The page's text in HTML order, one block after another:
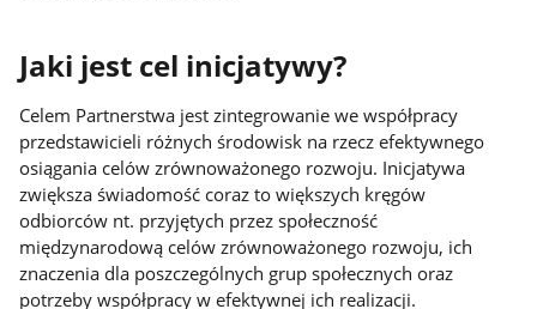
Jaki jest cel inicjatywy?
Celem Partnerstwa jest zintegrowanie we współpracy
przedstawicieli różnych środowisk na rzecz efektywnego
osiągania celów zrównoważonego rozwoju. Inicjatywa
zwiększa świadomość coraz to większych kręgów
odbiorców nt. przyjętych przez społeczność
międzynarodową celów zrównoważonego rozwoju, ich
znaczenia dla poszczególnych grup społecznych oraz
potrzeby współpracy w efektywnej ich realizacji.